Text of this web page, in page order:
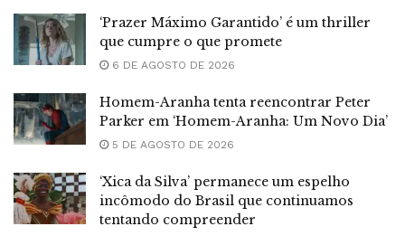
‘Prazer Máximo Garantido’ é um thriller
que cumpre o que promete
6 DE AGOSTO DE 2026
Homem-Aranha tenta reencontrar Peter
Parker em ‘Homem-Aranha: Um Novo Dia’
5 DE AGOSTO DE 2026
‘Xica da Silva’ permanece um espelho
incômodo do Brasil que continuamos
tentando compreender